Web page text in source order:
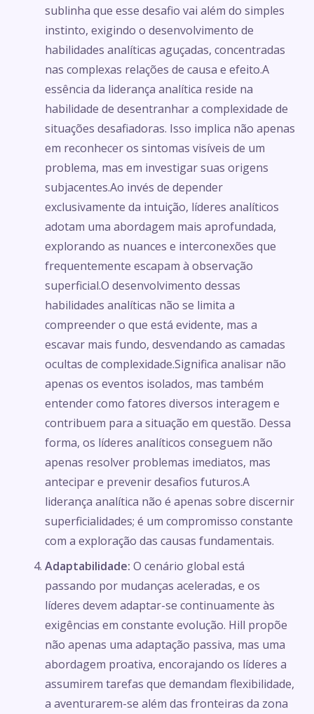
sublinha que esse desafio vai além do simples
instinto, exigindo o desenvolvimento de
habilidades analíticas aguçadas, concentradas
nas complexas relações de causa e efeito.A
essência da liderança analítica reside na
habilidade de desentranhar a complexidade de
situações desafiadoras. Isso implica não apenas
em reconhecer os sintomas visíveis de um
problema, mas em investigar suas origens
subjacentes.Ao invés de depender
exclusivamente da intuição, líderes analíticos
adotam uma abordagem mais aprofundada,
explorando as nuances e interconexões que
frequentemente escapam à observação
superficial.O desenvolvimento dessas
habilidades analíticas não se limita a
compreender o que está evidente, mas a
escavar mais fundo, desvendando as camadas
ocultas de complexidade.Significa analisar não
apenas os eventos isolados, mas também
entender como fatores diversos interagem e
contribuem para a situação em questão. Dessa
forma, os líderes analíticos conseguem não
apenas resolver problemas imediatos, mas
antecipar e prevenir desafios futuros.A
liderança analítica não é apenas sobre discernir
superficialidades; é um compromisso constante
com a exploração das causas fundamentais.
Adaptabilidade: O cenário global está
passando por mudanças aceleradas, e os
líderes devem adaptar-se continuamente às
exigências em constante evolução. Hill propõe
não apenas uma adaptação passiva, mas uma
abordagem proativa, encorajando os líderes a
assumirem tarefas que demandam flexibilidade,
a aventurarem-se além das fronteiras da zona